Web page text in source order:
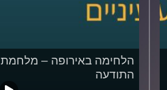
הלחימה באירופה – מלחמת
התודעה